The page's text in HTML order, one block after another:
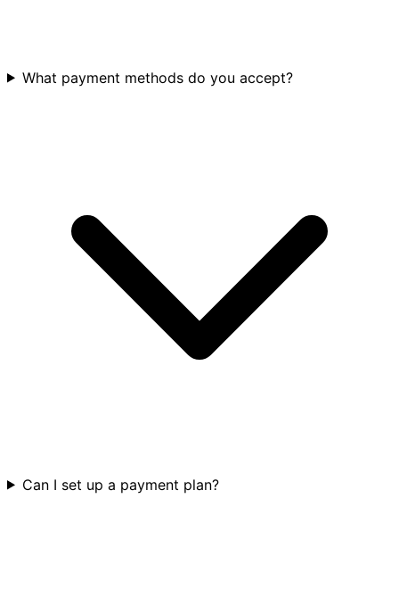
What payment methods do you accept?
Can I set up a payment plan?